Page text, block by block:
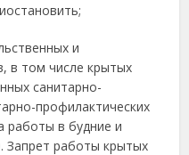
и
в том числе крытых
санитарно-
профилактических
работы в будние и
Запрет работы крытых